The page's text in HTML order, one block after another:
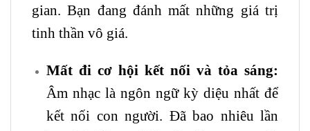
gian. Bạn đang đánh mất những giá trị
tinh thần vô giá.
Mất đi cơ hội kết nối và tỏa sáng:
Âm nhạc là ngôn ngữ kỳ diệu nhất để
kết nối con người. Đã bao nhiêu lần